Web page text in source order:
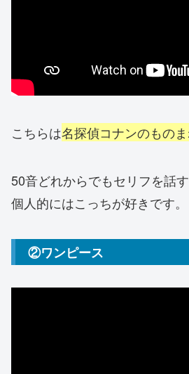
こちらは名探偵コナンのもの
50音どれからでもセリフを話
個人的にはこっちが好きです。
②ワンピース